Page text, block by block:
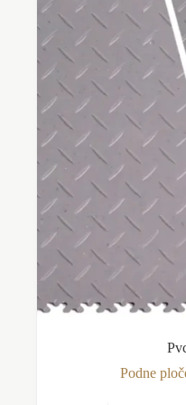
mogu
biti
izabrane
stranici
proizvoda.
Podne